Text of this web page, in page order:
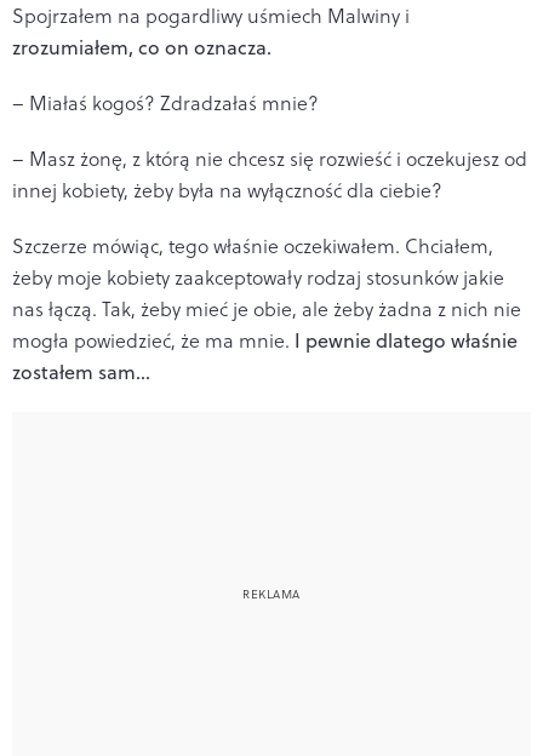
Spojrzałem na pogardliwy uśmiech Malwiny i
zrozumiałem, co on oznacza.
– Miałaś kogoś? Zdradzałaś mnie?
– Masz żonę, z którą nie chcesz się rozwieść i oczekujesz od
innej kobiety, żeby była na wyłączność dla ciebie?
Szczerze mówiąc, tego właśnie oczekiwałem. Chciałem,
żeby moje kobiety zaakceptowały rodzaj stosunków jakie
nas łączą. Tak, żeby mieć je obie, ale żeby żadna z nich nie
mogła powiedzieć, że ma mnie. I pewnie dlatego właśnie
zostałem sam...